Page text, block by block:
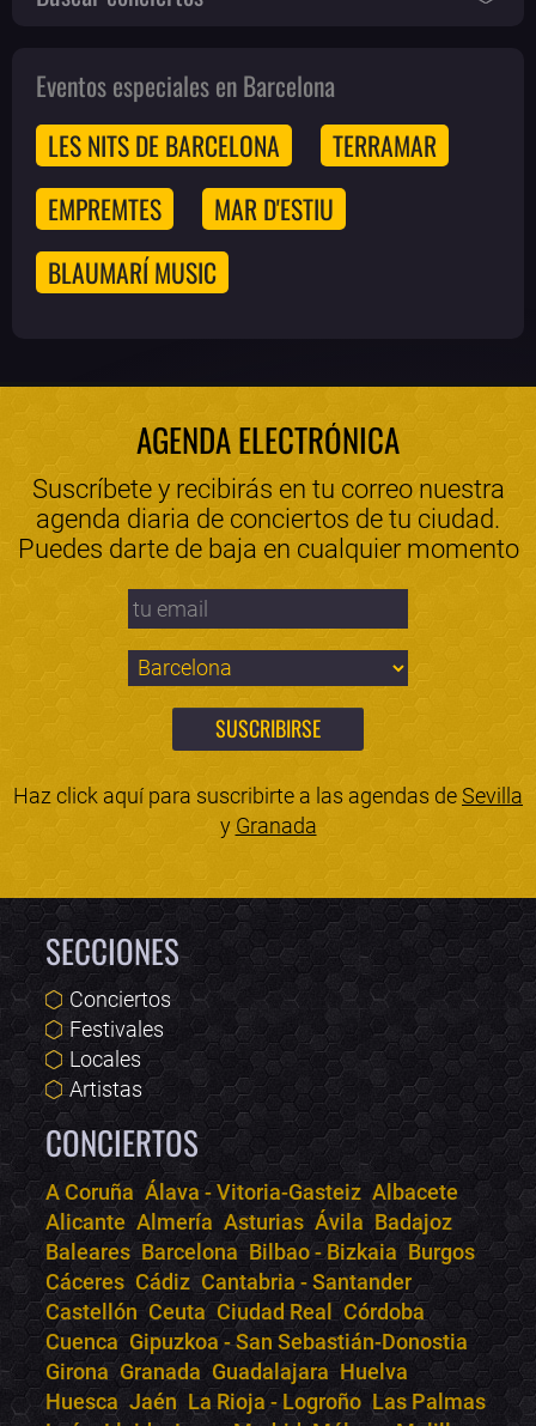
Eventos especiales en Barcelona
LES NITS DE BARCELONA
TERRAMAR
EMPREMTES
MAR D'ESTIU
BLAUMARÍ MUSIC
AGENDA ELECTRÓNICA
Suscríbete y recibirás en tu correo nuestra
agenda diaria de conciertos de tu ciudad.
Puedes darte de baja en cualquier momento
Haz click aquí para suscribirte a las agendas deSevilla
y Granada
SECCIONES
Conciertos
Festivales
Locales
Artistas
CONCIERTOS
A Coruña Álava - Vitoria-Gasteiz Albacete
Alicante Almería Asturias Ávila Badajoz
Baleares Barcelona Bilbao - Bizkaia Burgos
Cáceres Cádiz Cantabria - Santander
Castellón Ceuta Ciudad Real Córdoba
Cuenca Gipuzkoa - San Sebastián-Donostia
Girona Granada Guadalajara Huelva
Huesca Jaén La Rioja - Logroño Las Palmas
Bololoco · conciertos.club
Online · Te ayudo a encontrar conciertos